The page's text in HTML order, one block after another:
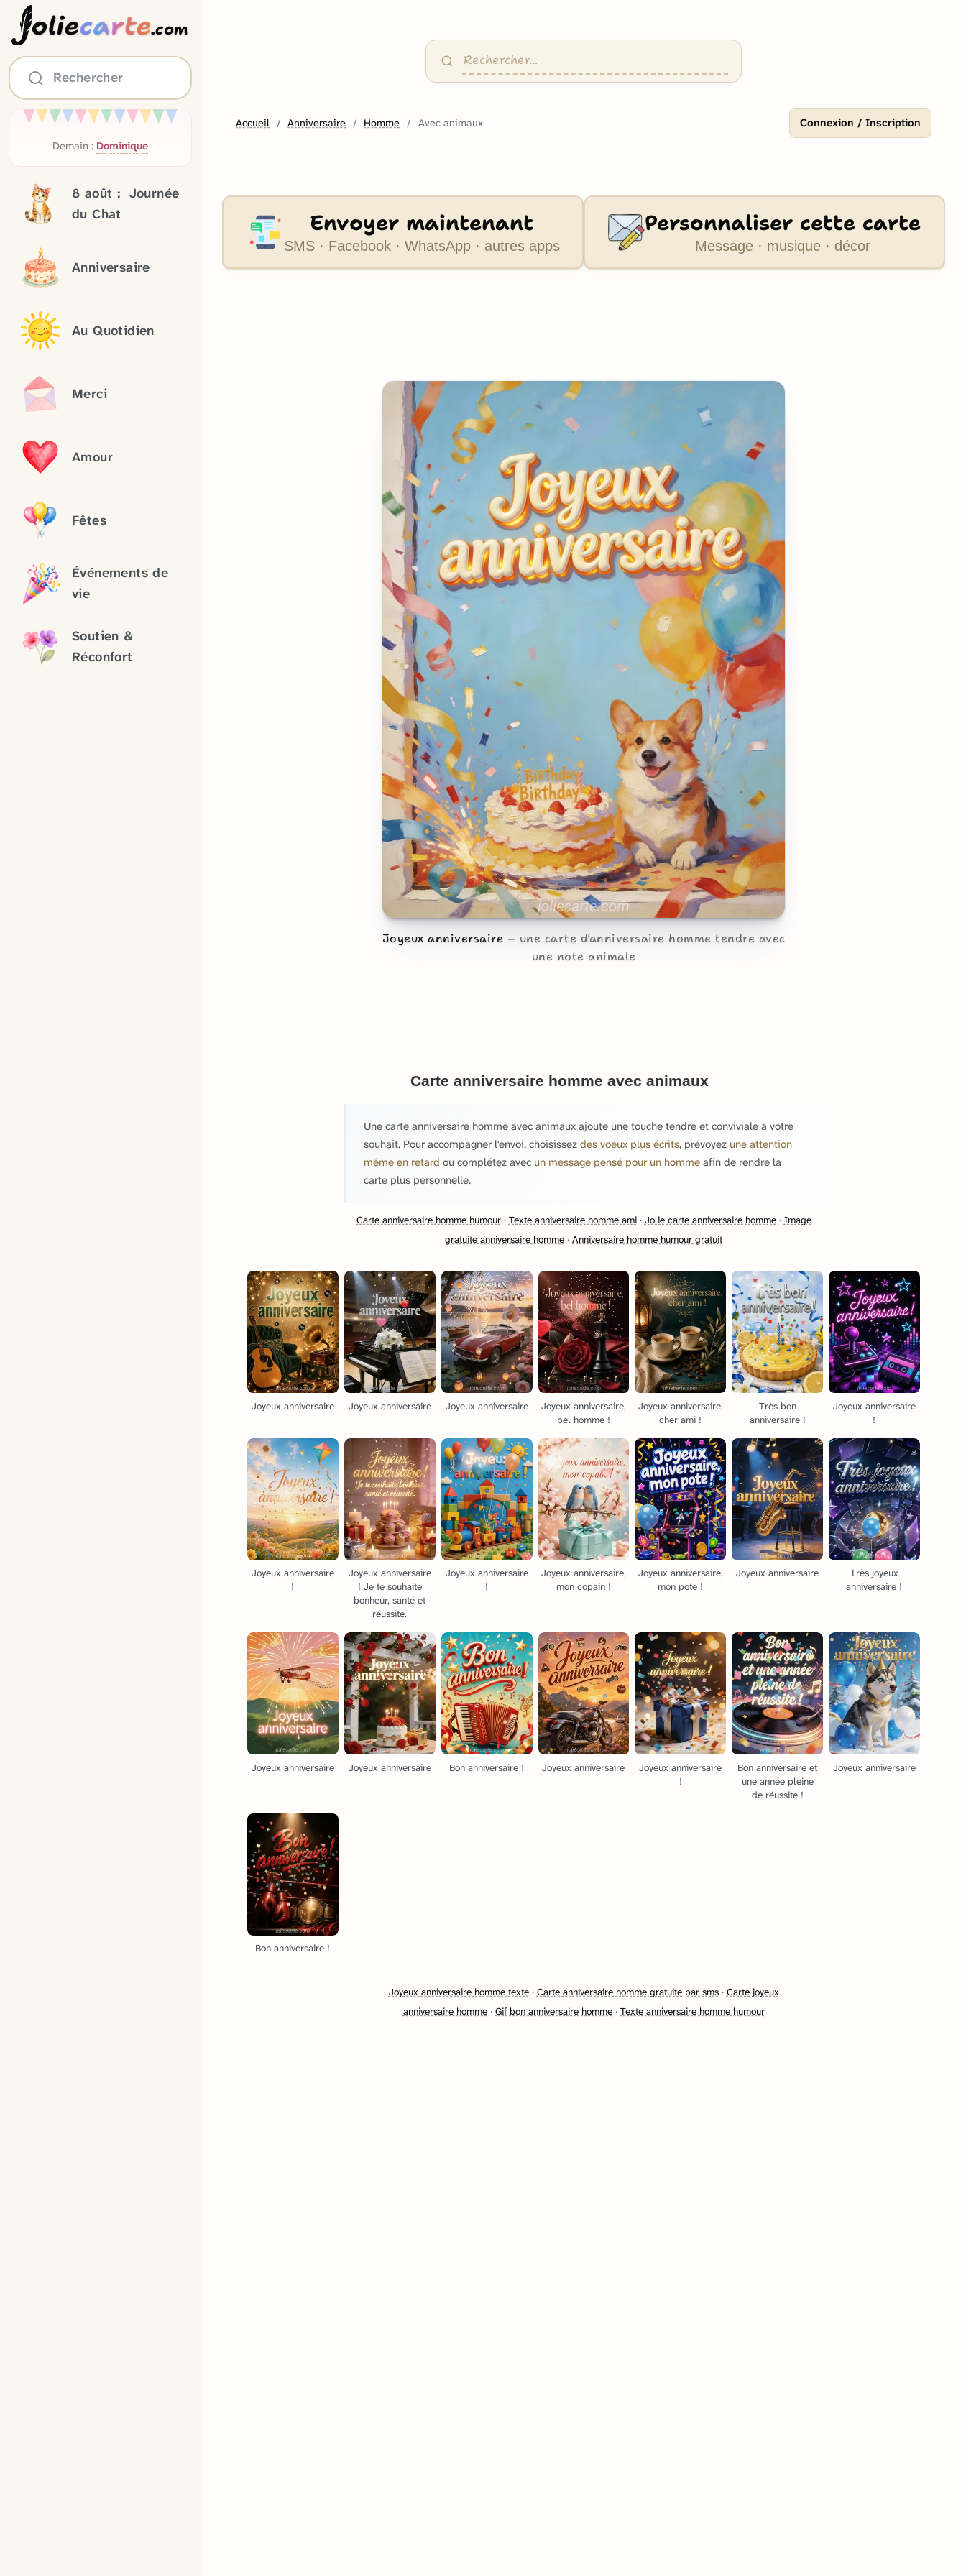
oliecarte.com
Rechercher
Demain : Dominique
8 août : Journée
du Chat
Anniversaire
Au Quotidien
Merci
Amour
Fêtes
Événements de
vie
Soutien &
Réconfort
Accueil Anniversaire Homme Avec animaux Connexion / Inscription
Envoyer maintenant
SMS · Facebook · WhatsApp · autres apps
Personnaliser cette carte
Message · musique · décor
Joyeux anniversaire
une carte d'anniversaire homme tendre avec
une note animale
Carte anniversaire homme avec animaux
Une carte anniversaire homme avec animaux ajoute une touche tendre et conviviale à votre
souhait. Pour accompagner l'envoi, choisissez des voeux plus écrits, prévoyez une attention
même en retard ou complétez avec un message pensé pour un homme afin de rendre la
carte plus personnelle.
Carte anniversaire homme humour· Texte anniversaire homme ami· Jolie carte anniversaire homme· Image
gratuite anniversaire homme · Anniversaire homme humour gratuit
Joyeux anniversaire Joyeux anniversaire Joyeux anniversaire
Joyeux anniversaire,
bel homme !
Joyeux anniversaire,
cher ami !
Très bon
anniversaire !
Joyeux anniversaire
!
Joyeux anniversaire
!
Joyeux anniversaire
! Je te souhaite
bonheur, santé et
réussite.
Joyeux anniversaire
!
Joyeux anniversaire,
mon copain !
Joyeux anniversaire,
mon pote !
Joyeux anniversaire
Très joyeux
anniversaire !
Joyeux anniversaire Joyeux anniversaire Bon anniversaire ! Joyeux anniversaire
Joyeux anniversaire
!
Bon anniversaire et
une année pleine
de réussite !
Joyeux anniversaire
Bon anniversaire !
Joyeux anniversaire homme texte· Carte anniversaire homme gratuite par sms· Carte joyeux
anniversaire homme· Gif bon anniversaire homme· Texte anniversaire homme humour